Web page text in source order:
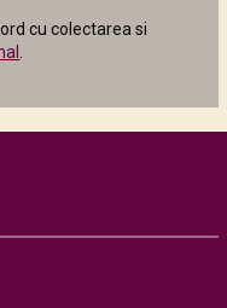
cu colectarea si
.